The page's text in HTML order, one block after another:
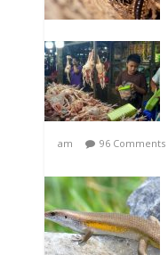
am
96 Comments